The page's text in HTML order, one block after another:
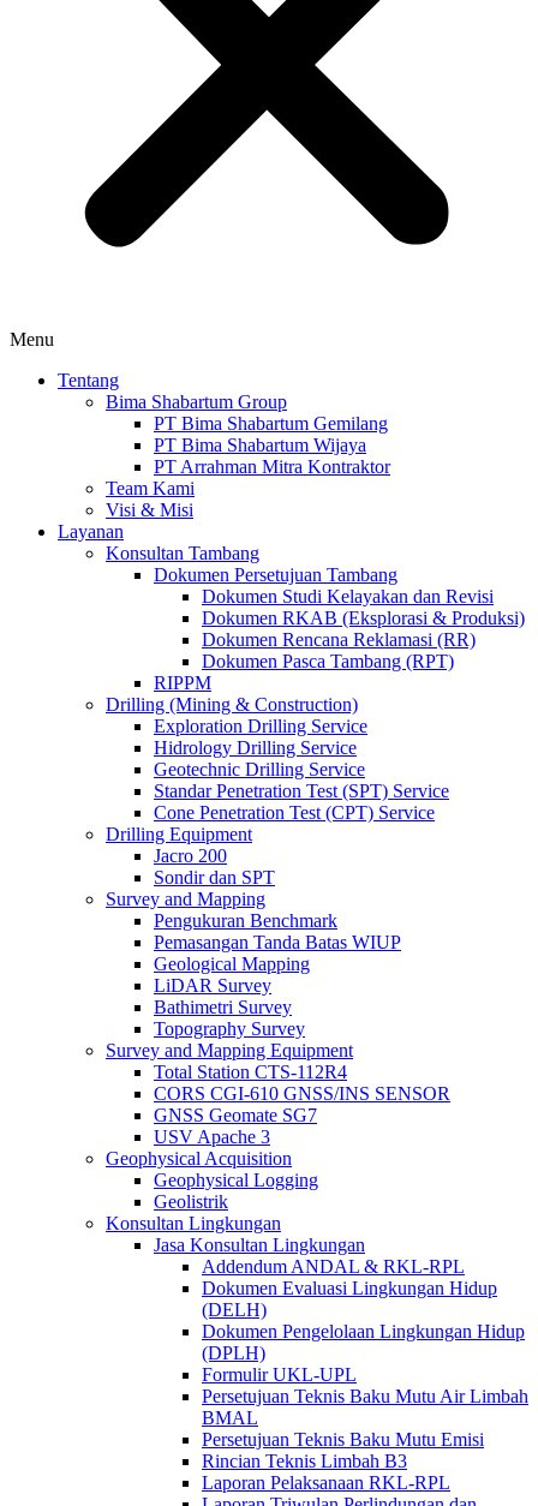
Menu
Tentang
Bima Shabartum Group
PT Bima Shabartum Gemilang
PT Bima Shabartum Wijaya
PT Arrahman Mitra Kontraktor
Team Kami
Visi & Misi
Layanan
Konsultan Tambang
Dokumen Persetujuan Tambang
Dokumen Studi Kelayakan dan Revisi
Dokumen RKAB (Eksplorasi & Produksi)
Dokumen Rencana Reklamasi (RR)
Dokumen Pasca Tambang (RPT)
RIPPM
Drilling (Mining & Construction)
Exploration Drilling Service
Hidrology Drilling Service
Geotechnic Drilling Service
Standar Penetration Test (SPT) Service
Cone Penetration Test (CPT) Service
Drilling Equipment
Jacro 200
Sondir dan SPT
Survey and Mapping
Pengukuran Benchmark
Pemasangan Tanda Batas WIUP
Geological Mapping
LiDAR Survey
Bathimetri Survey
Topography Survey
Survey and Mapping Equipment
Total Station CTS-112R4
CORS CGI-610 GNSS/INS SENSOR
GNSS Geomate SG7
USV Apache 3
Geophysical Acquisition
Geophysical Logging
Geolistrik
Konsultan Lingkungan
Jasa Konsultan Lingkungan
Addendum ANDAL & RKL-RPL
Dokumen Evaluasi Lingkungan Hidup
(DELH)
Dokumen Pengelolaan Lingkungan Hidup
(DPLH)
Formulir UKL-UPL
Persetujuan Teknis Baku Mutu Air Limbah
BMAL
Persetujuan Teknis Baku Mutu Emisi
Rincian Teknis Limbah B3
Laporan Pelaksanaan RKL-RPL